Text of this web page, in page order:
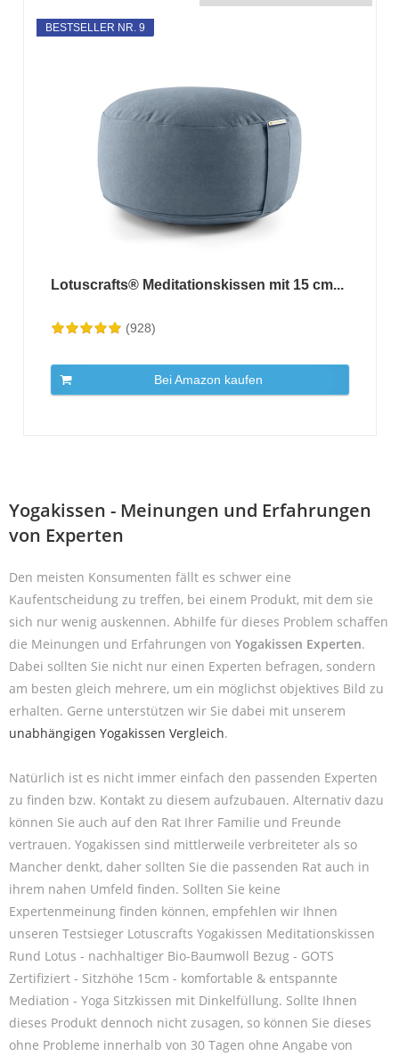
BESTSELLER NR. 9
Lotuscrafts® Meditationskissen mit 15 cm...
(928)
Bei Amazon kaufen
Yogakissen - Meinungen und Erfahrungen
von Experten
Den meisten Konsumenten fällt es schwer eine
Kaufentscheidung zu treffen, bei einem Produkt, mit dem sie
sich nur wenig auskennen. Abhilfe für dieses Problem schaffen
die Meinungen und Erfahrungen von Yogakissen Experten.
Dabei sollten Sie nicht nur einen Experten befragen, sondern
am besten gleich mehrere, um ein möglichst objektives Bild zu
erhalten. Gerne unterstützen wir Sie dabei mit unserem
unabhängigen Yogakissen Vergleich.
Natürlich ist es nicht immer einfach den passenden Experten
zu finden bzw. Kontakt zu diesem aufzubauen. Alternativ dazu
können Sie auch auf den Rat Ihrer Familie und Freunde
vertrauen. Yogakissen sind mittlerweile verbreiteter als so
Mancher denkt, daher sollten Sie die passenden Rat auch in
ihrem nahen Umfeld finden. Sollten Sie keine
Expertenmeinung finden können, empfehlen wir Ihnen
unseren Testsieger Lotuscrafts Yogakissen Meditationskissen
Rund Lotus - nachhaltiger Bio-Baumwoll Bezug - GOTS
Zertifiziert - Sitzhöhe 15cm - komfortable & entspannte
Mediation - Yoga Sitzkissen mit Dinkelfüllung. Sollte Ihnen
dieses Produkt dennoch nicht zusagen, so können Sie dieses
ohne Probleme innerhalb von 30 Tagen ohne Angabe von